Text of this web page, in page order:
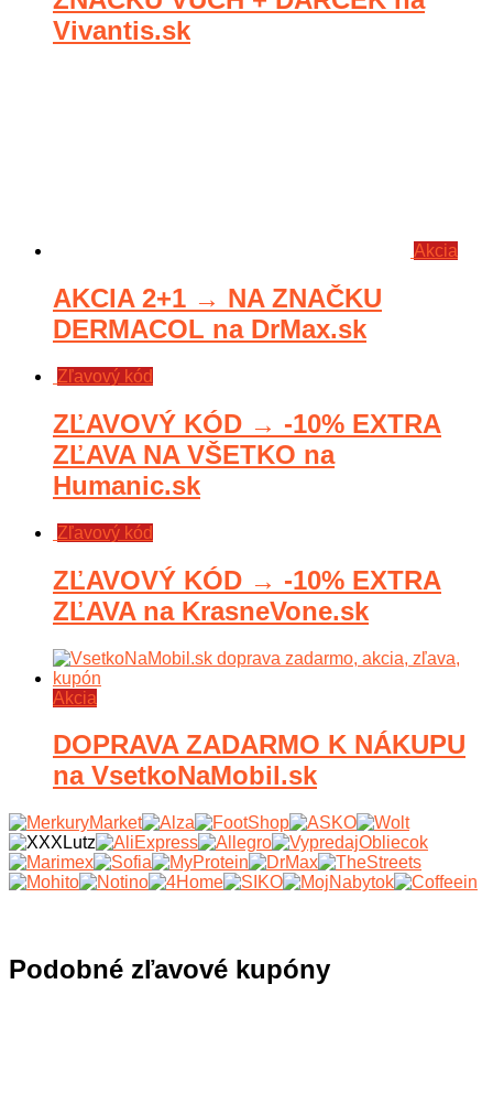
Vivantis.sk
Akcia
AKCIA 2+1 → NA ZNAČKU
DERMACOL na DrMax.sk
Zľavový kód
ZĽAVOVÝ KÓD → -10% EXTRA
ZĽAVA NA VŠETKO na
Humanic.sk
Zľavový kód
ZĽAVOVÝ KÓD → -10% EXTRA
ZĽAVA na KrasneVone.sk
Akcia
DOPRAVA ZADARMO K NÁKUPU
na VsetkoNaMobil.sk
Podobné zľavové kupóny